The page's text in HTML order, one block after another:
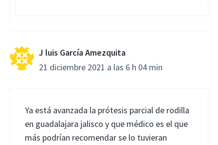
J luis García Amezquita
21 diciembre 2021 a las 6 h 04 min
Ya está avanzada la prótesis parcial de rodilla
en guadalajara jalisco y que médico es el que
más podrían recomendar se lo tuvieran